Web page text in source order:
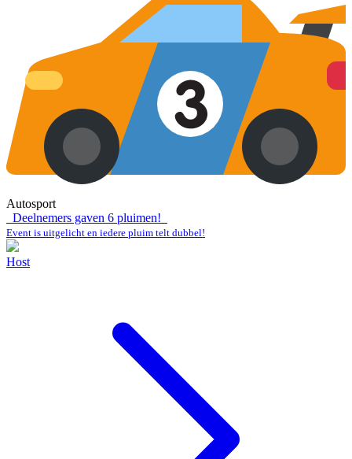
Autosport
Deelnemers gaven 6 pluimen!
Event is uitgelicht en iedere pluim telt dubbel!
Host